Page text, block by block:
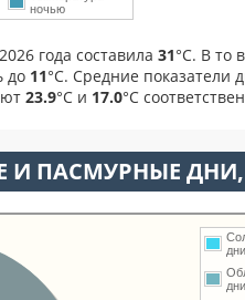
ночью
года составила 31°С. В то
до 11°C. Средние показатели
23.9°С и 17.0°С
И ПАСМУРНЫЕ ДНИ,
дни
дни